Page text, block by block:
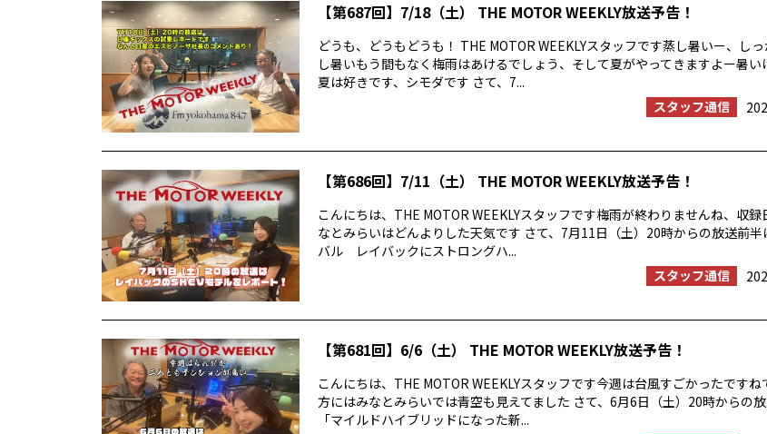
【第687回】7/18（土） THE MOTOR WEEKLY放送予告！
どうも、どうもどうも！ THE MOTOR WEEKLYスタッフです蒸し暑いー、し
し暑いもう間もなく梅雨はあけるでしょう、そして夏がやってきますよー暑い
夏は好きです、シモダです さて、7...
スタッフ通信
【第686回】7/11（土） THE MOTOR WEEKLY放送予告！
こんにちは、THE MOTOR WEEKLYスタッフです梅雨が終わりませんね、収録
なとみらいはどんよりした天気です さて、7月11日（土）20時からの放送前半
バル レイバックにストロングハ...
スタッフ通信
【第681回】6/6（土） THE MOTOR WEEKLY放送予告！
こんにちは、THE MOTOR WEEKLYスタッフです今週は台風すごかったですね
方にはみなとみらいでは青空も見えてました さて、6月6日（土）20時からの
「マイルドハイブリッドになった新...